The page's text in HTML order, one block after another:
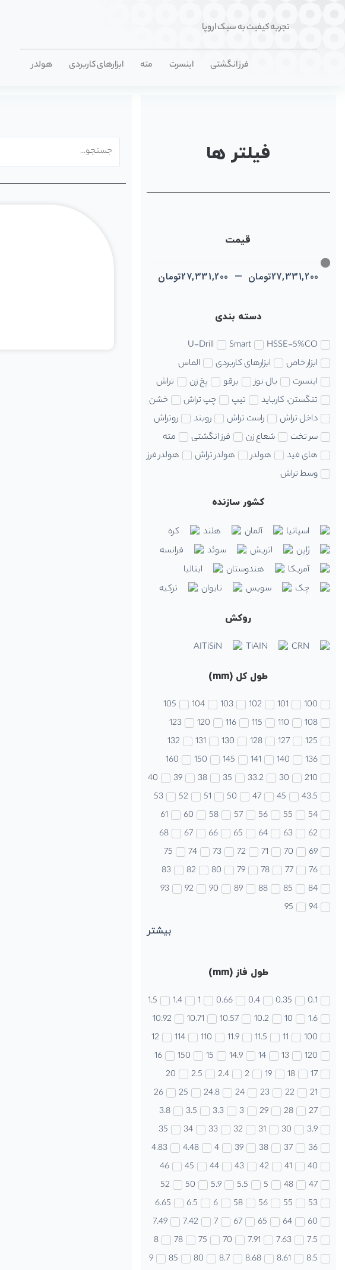
تجربه کیفیت به سبک اروپا
فرز انگشتی اینسرت مته ابزارهای کاربردی هولدر
فیلتر ها
قیمت
27,331,200تومان —
27,331,200تومان
دسته بندی
HSSE-5%CO
Smart
U-Drill
ابزار خاص
ابزارهای کاربردی
الماس
اینسرت
بال نوز برقو پخ زن
تراش
تنگستن، کارباید
تیپ چپ تراش
خشن
داخل تراش
راست تراش روبند
روتراش
سر تخت
شعاع زن فرز انگشتی
مته
های فید
هولدر هولدر تراش
هولدر فرز
وسط تراش
کشور سازنده
اسپانیا آلمان هلند
کره
ژاپن
اتریش سوئد
فرانسه
آمریکا
هندوستان
ایتالیا
چک
سویس تایوان ترکیه
روکش
CRN
TiAIN
AITiSiN
طول کل (mm)
100
101
102
103
104
105
108
110
115
116
120
123
125
127
128
130
131
132
136
140
141
145
150
160
210
30
33.2
35
38
39
40
43.5
45
47
50
51
52
53
54
55
56
57
58
60
61
62
63
64
65
66
67
68
69
70
71
72
73
74
75
76
77
78
79
80
82
83
84
85
88
89
90
92
93
94
95
بیشتر
طول فاز (mm)
0.1
0.35
0.4
0.66
1
1.4
1.5
1.6
10
10.2
10.57
10.71
10.92
100
11
11.5
11.9
110
114
12
120
13
14
14.9
15
150
16
17
18
19
2
2.4
2.5
20
21
22
23
24
24.8
25
26
27
28
29
3
3.3
3.5
3.8
3.9
30
31
32
33
34
35
36
37
38
39
4
4.48
4.83
40
41
42
43
44
45
46
47
48
5
5.5
5.9
50
52
53
55
56
58
6
6.5
6.65
60
64
65
67
7
7.42
7.49
7.5
7.63
7.91
70
75
78
8
8.5
8.61
8.68
8.7
80
85
9